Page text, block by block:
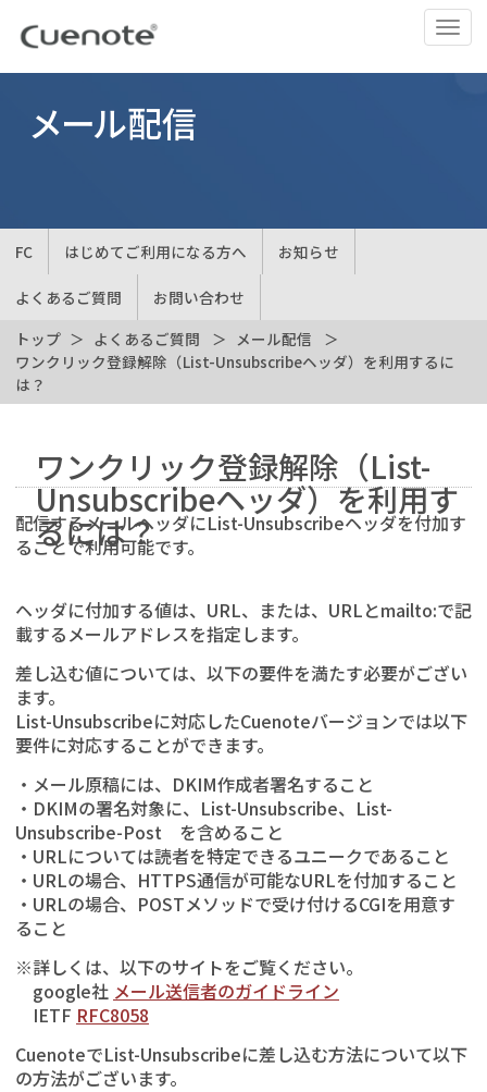
ナ
ビ
ゲ
切
メール配信
FC はじめてご利用になる方へ お知らせ
よくあるご質問
お問い合わせ
トップ
よくあるご質問
メール配信
ワンクリック登録解除（List-Unsubscribeヘッダ）を利用するに
は？
ワンクリック登録解除（List-
Unsubscribeヘッダ）を利用す
るには？
配信するメールヘッダにList-Unsubscribeヘッダを付加す
ることで利用可能です。
ヘッダに付加する値は、URL、または、URLとmailto:で記
載するメールアドレスを指定します。
差し込む値については、以下の要件を満たす必要がござい
ます。
List-Unsubscribeに対応したCuenoteバージョンでは以下
要件に対応することができます。
・メール原稿には、DKIM作成者署名すること
・DKIMの署名対象に、List-Unsubscribe、List-
Unsubscribe-Post を含めること
・URLについては読者を特定できるユニークであること
・URLの場合、HTTPS通信が可能なURLを付加すること
・URLの場合、POSTメソッドで受け付けるCGIを用意す
ること
※詳しくは、以下のサイトをご覧ください。
google社 メール送信者のガイドライン
IETF RFC8058
CuenoteでList-Unsubscribeに差し込む方法について以下
の方法がございます。